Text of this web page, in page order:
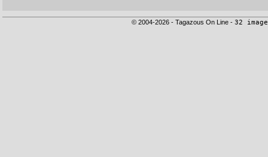
© 2004-2026 - Tagazous On Line - 32